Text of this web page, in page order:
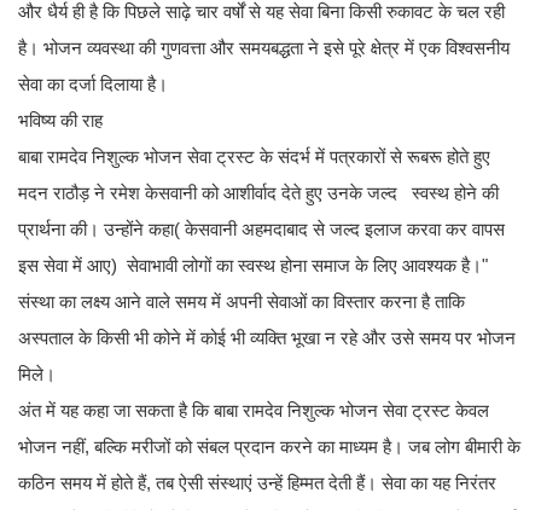
और धैर्य ही है कि पिछले साढ़े चार वर्षों से यह सेवा बिना किसी रुकावट के चल रही
है। भोजन व्यवस्था की गुणवत्ता और समयबद्धता ने इसे पूरे क्षेत्र में एक विश्वसनीय
सेवा का दर्जा दिलाया है।
भविष्य की राह
बाबा रामदेव निशुल्क भोजन सेवा ट्रस्ट के संदर्भ में पत्रकारों से रूबरू होते हुए
मदन राठौड़ ने रमेश केसवानी को आशीर्वाद देते हुए उनके जल्द स्वस्थ होने की
प्रार्थना की। उन्होंने कहा( केसवानी अहमदाबाद से जल्द इलाज करवा कर वापस
इस सेवा में आए) सेवाभावी लोगों का स्वस्थ होना समाज के लिए आवश्यक है।"
संस्था का लक्ष्य आने वाले समय में अपनी सेवाओं का विस्तार करना है ताकि
अस्पताल के किसी भी कोने में कोई भी व्यक्ति भूखा न रहे और उसे समय पर भोजन
मिले।
अंत में यह कहा जा सकता है कि बाबा रामदेव निशुल्क भोजन सेवा ट्रस्ट केवल
भोजन नहीं, बल्कि मरीजों को संबल प्रदान करने का माध्यम है। जब लोग बीमारी के
कठिन समय में होते हैं, तब ऐसी संस्थाएं उन्हें हिम्मत देती हैं। सेवा का यह निरंतर